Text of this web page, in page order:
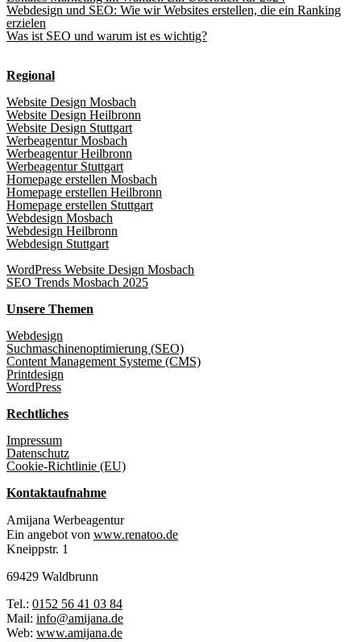
Webdesign und SEO: Wie wir Websites erstellen, die ein Ranking
erzielen
Was ist SEO und warum ist es wichtig?
Regional
Website Design Mosbach
Website Design Heilbronn
Website Design Stuttgart
Werbeagentur Mosbach
Werbeagentur Heilbronn
Werbeagentur Stuttgart
Homepage erstellen Mosbach
Homepage erstellen Heilbronn
Homepage erstellen Stuttgart
Webdesign Mosbach
Webdesign Heilbronn
Webdesign Stuttgart
WordPress Website Design Mosbach
SEO Trends Mosbach 2025
Unsere Themen
Webdesign
Suchmaschinenoptimierung (SEO)
Content Management Systeme (CMS)
Printdesign
WordPress
Rechtliches
Impressum
Datenschutz
Cookie-Richtlinie (EU)
Kontaktaufnahme
Amijana Werbeagentur
Ein angebot von www.renatoo.de
Kneippstr. 1
69429 Waldbrunn
Tel.: 0152 56 41 03 84
Mail: info@amijana.de
Web: www.amijana.de